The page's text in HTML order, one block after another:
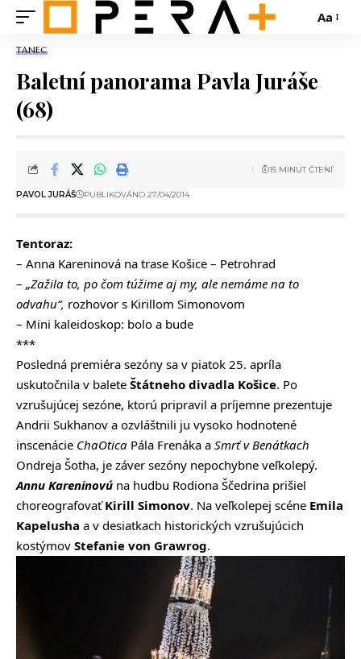
Aa
TANEC
Baletní panorama Pavla Juráše
(68)
PAVOL JURÁŠ PUBLIKOVÁNO 27/04/2014
15 MINUT ČTENÍ
Tentoraz:
– Anna Kareninová na trase Košice – Petrohrad
– „Zažila to, po čom túžime aj my, ale nemáme na to
odvahu“, rozhovor s Kirillom Simonovom
– Mini kaleidoskop: bolo a bude
***
Posledná premiéra sezóny sa v piatok 25. apríla
uskutočnila v balete Štátneho divadla Košice. Po
vzrušujúcej sezóne, ktorú pripravil a príjemne prezentuje
Andrii Sukhanov a ozvláštnili ju vysoko hodnotené
inscenácie ChaOtica Pála Frenáka a Smrť v Benátkach
Ondreja Šotha, je záver sezóny nepochybne veľkolepý.
Annu Kareninovú na hudbu Rodiona Ščedrina prišiel
choreografovaťKirill Simonov. Na veľkolepej scéne Emila
Kapelusha a v desiatkach historických vzrušujúcich
kostýmov Stefanie von Grawrog.